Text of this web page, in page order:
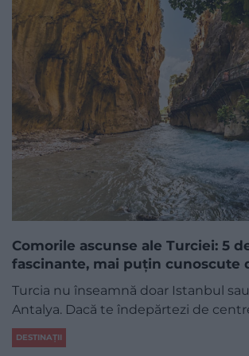
Comorile ascunse ale Turciei: 5
fascinante, mai puțin cunoscute
Turcia nu înseamnă doar Istanbul
Antalya. Dacă te îndepărtezi de
DESTINAȚII